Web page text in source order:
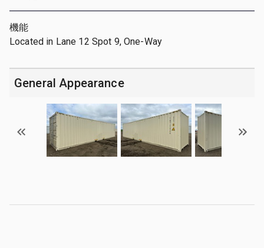
機能
Located in Lane 12 Spot 9, One-Way
General Appearance